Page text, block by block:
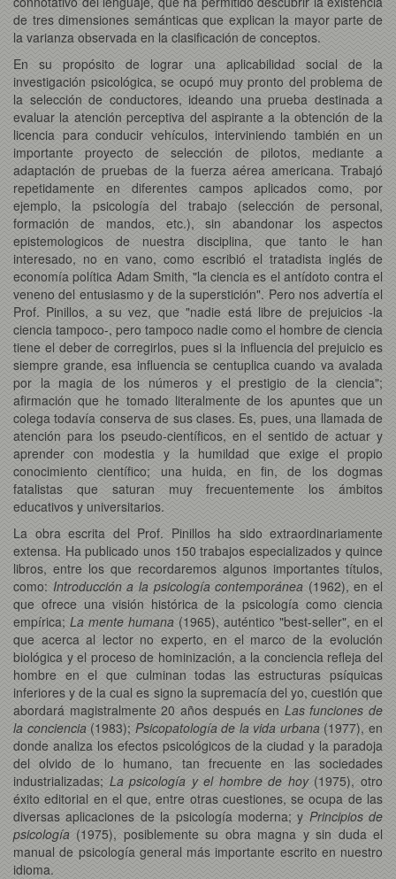
de tres dimensiones semánticas que explican la mayor parte de
la varianza observada en la clasificación de conceptos.
En su propósito de lograr una aplicabilidad social de la
investigación psicológica, se ocupó muy pronto del problema de
la selección de conductores, ideando una prueba destinada a
evaluar la atención perceptiva del aspirante a la obtención de la
licencia para conducir vehículos, interviniendo también en un
importante proyecto de selección de pilotos, mediante a
adaptación de pruebas de la fuerza aérea americana. Trabajó
repetidamente en diferentes campos aplicados como, por
ejemplo, la psicología del trabajo (selección de personal,
formación de mandos, etc.), sin abandonar los aspectos
epistemologicos de nuestra disciplina, que tanto le han
interesado, no en vano, como escribió el tratadista inglés de
economía política Adam Smith, "la ciencia es el antídoto contra el
veneno del entusiasmo y de la superstición". Pero nos advertía el
Prof. Pinillos, a su vez, que "nadie está libre de prejuicios -la
ciencia tampoco-, pero tampoco nadie como el hombre de ciencia
tiene el deber de corregirlos, pues si la influencia del prejuicio es
siempre grande, esa influencia se centuplica cuando va avalada
por la magia de los números y el prestigio de la ciencia";
afirmación que he tomado literalmente de los apuntes que un
colega todavía conserva de sus clases. Es, pues, una llamada de
atención para los pseudo-científicos, en el sentido de actuar y
aprender con modestia y la humildad que exige el propio
conocimiento científico; una huida, en fin, de los dogmas
fatalistas que saturan muy frecuentemente los ámbitos
educativos y universitarios.
La obra escrita del Prof. Pinillos ha sido extraordinariamente
extensa. Ha publicado unos 150 trabajos especializados y quince
libros, entre los que recordaremos algunos importantes títulos,
como: Introducción a la psicología contemporánea (1962), en el
que ofrece una visión histórica de la psicología como ciencia
empírica; La mente humana (1965), auténtico "best-seller", en el
que acerca al lector no experto, en el marco de la evolución
biológica y el proceso de hominización, a la conciencia refleja del
hombre en el que culminan todas las estructuras psíquicas
inferiores y de la cual es signo la supremacía del yo, cuestión que
abordará magistralmente 20 años después en Las funciones de
la conciencia (1983); Psicopatología de la vida urbana (1977), en
donde analiza los efectos psicológicos de la ciudad y la paradoja
del olvido de lo humano, tan frecuente en las sociedades
industrializadas; La psicología y el hombre de hoy(1975), otro
éxito editorial en el que, entre otras cuestiones, se ocupa de las
diversas aplicaciones de la psicología moderna; y Principios de
psicología (1975), posiblemente su obra magna y sin duda el
manual de psicología general más importante escrito en nuestro
idioma.